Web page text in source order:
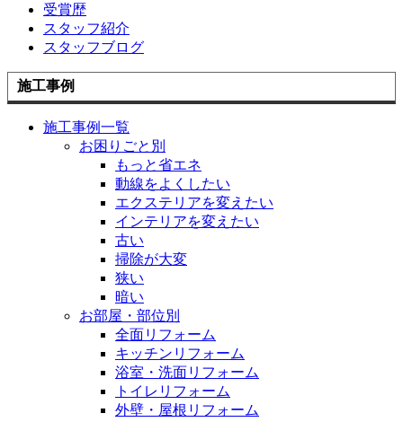
受賞歴
スタッフ紹介
スタッフブログ
施工事例
施工事例一覧
お困りごと別
もっと省エネ
動線をよくしたい
エクステリアを変えたい
インテリアを変えたい
古い
掃除が大変
狭い
暗い
お部屋・部位別
全面リフォーム
キッチンリフォーム
浴室・洗面リフォーム
トイレリフォーム
外壁・屋根リフォーム